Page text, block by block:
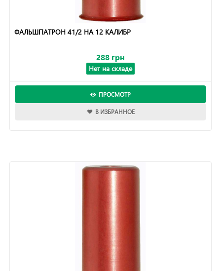
ФАЛЬШПАТРОН 41/2 НА 12 КАЛИБР
288 грн
Нет на складе
ПРОСМОТР
В ИЗБРАННОЕ